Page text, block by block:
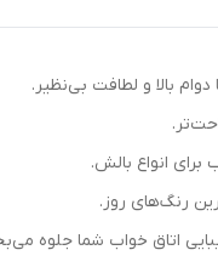
بالا و لطافت بی‌نظیر.
رنگ‌های روز.
اتاق خواب شما جلوه